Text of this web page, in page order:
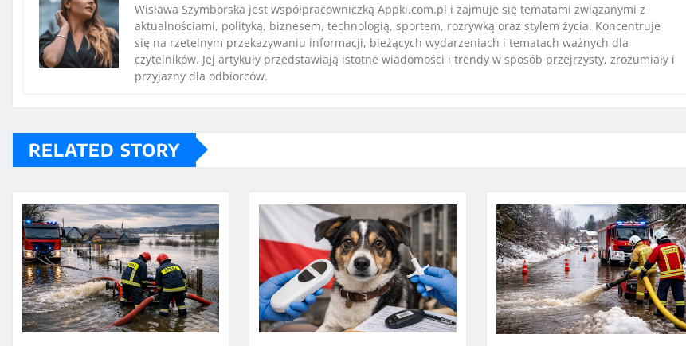
Wisława Szymborska jest współpracowniczką Appki.com.pl i zajmuje się tematami związanymi z
aktualnościami, polityką, biznesem, technologią, sportem, rozrywką oraz stylem życia. Koncentruje
się na rzetelnym przekazywaniu informacji, bieżących wydarzeniach i tematach ważnych dla
czytelników. Jej artykuły przedstawiają istotne wiadomości i trendy w sposób przejrzysty, zrozumiały i
przyjazny dla odbiorców.
RELATED STORY